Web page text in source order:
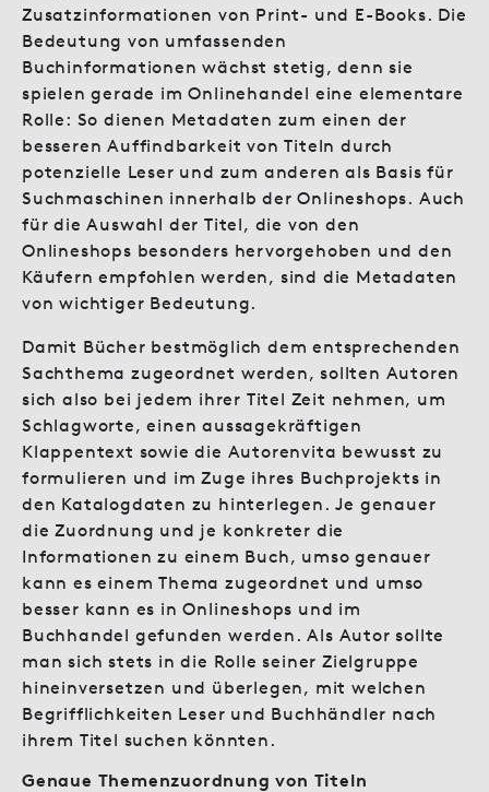
Zusatzinformationen von Print- und E-Books. Die
Bedeutung von umfassenden
Buchinformationen wächst stetig, denn sie
spielen gerade im Onlinehandel eine elementare
Rolle: So dienen Metadaten zum einen der
besseren Auffindbarkeit von Titeln durch
potenzielle Leser und zum anderen als Basis für
Suchmaschinen innerhalb der Onlineshops. Auch
für die Auswahl der Titel, die von den
Onlineshops besonders hervorgehoben und den
Käufern empfohlen werden, sind die Metadaten
von wichtiger Bedeutung.
Damit Bücher bestmöglich dem entsprechenden
Sachthema zugeordnet werden, sollten Autoren
sich also bei jedem ihrer Titel Zeit nehmen, um
Schlagworte, einen aussagekräftigen
Klappentext sowie die Autorenvita bewusst zu
formulieren und im Zuge ihres Buchprojekts in
den Katalogdaten zu hinterlegen. Je genauer
die Zuordnung und je konkreter die
Informationen zu einem Buch, umso genauer
kann es einem Thema zugeordnet und umso
besser kann es in Onlineshops und im
Buchhandel gefunden werden. Als Autor sollte
man sich stets in die Rolle seiner Zielgruppe
hineinversetzen und überlegen, mit welchen
Begrifflichkeiten Leser und Buchhändler nach
ihrem Titel suchen könnten.
Genaue Themenzuordnung von Titeln